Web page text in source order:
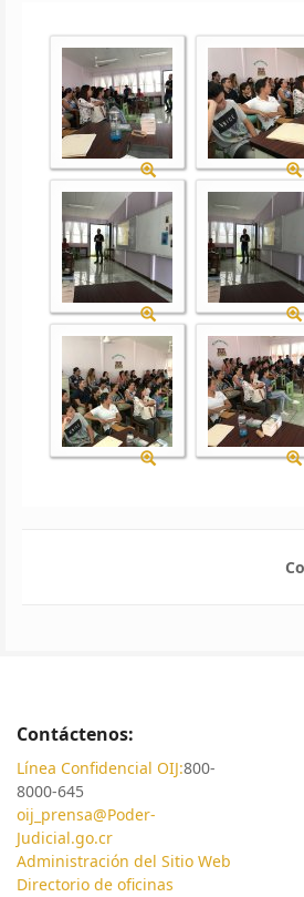
Contáctenos:
Línea Confidencial OIJ:800-
8000-645
oij_prensa@Poder-
Judicial.go.cr
Administración del Sitio Web
Directorio de oficinas